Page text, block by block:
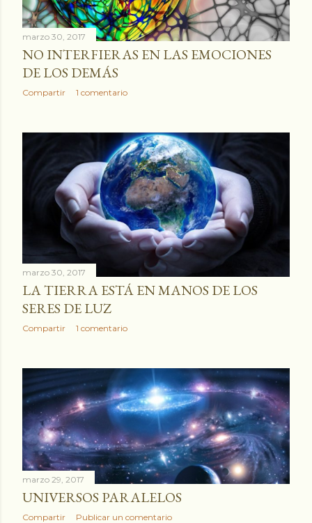
marzo 30, 2017
NO INTERFIERAS EN LAS EMOCIONES
DE LOS DEMÁS
Compartir 1 comentario
marzo 30, 2017
LA TIERRA ESTÁ EN MANOS DE LOS
SERES DE LUZ
Compartir 1 comentario
marzo 29, 2017
UNIVERSOS PARALELOS
Compartir Publicar un comentario